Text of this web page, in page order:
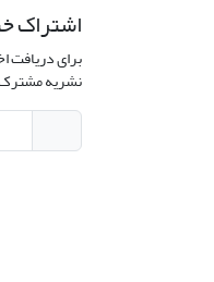
اشتراک
برای دریافت
نشریه